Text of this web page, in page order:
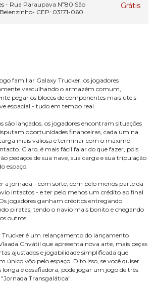
- Rua Paraupava Nº80 São
CEP: 03171-060
Grátis
familiar Galaxy Trucker, os jogadores
vasculhando o armazém comum,
pegar os blocos de componentes mais úteis
espacial - tudo em tempo real.
são lançados, os jogadores encontram situações
oportunidades financeiras, cada um na
mais valiosa e terminar com o máximo
Claro, é mais fácil falar do que fazer, pois
pedaços de sua nave, sua carga e sua tripulação
espaço.
à jornada - com sorte, com pelo menos parte da
intactos - e ter pelo menos um crédito ao final
jogadores ganham créditos entregando
piratas, tendo o navio mais bonito e chegando
outros.
Trucker é um relançamento do lançamento
Chvátil que apresenta nova arte, mais peças
ajustados e jogabilidade simplificada que
único vôo pelo espaço. Dito isso, se você quiser
e desafiadora, pode jogar um jogo de três
Transgalática".